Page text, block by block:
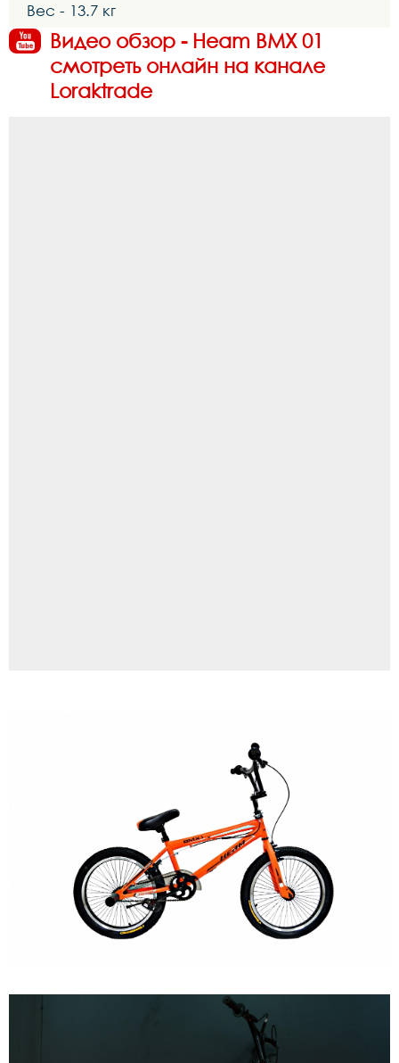
Вес - 13.7 кг
Видео обзор - Heam BMX 01
смотреть онлайн на канале
Loraktrade